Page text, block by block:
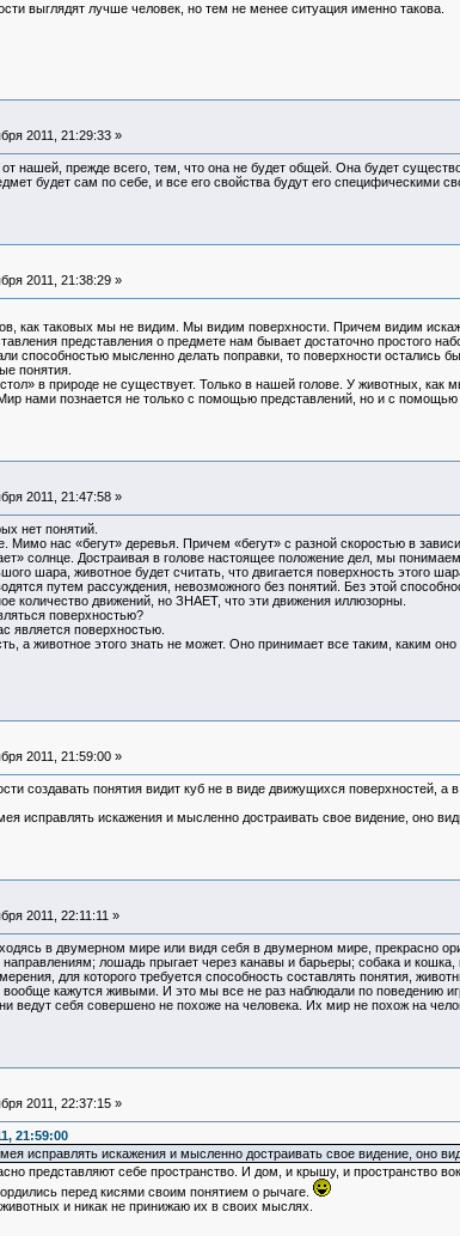
выглядят лучше человек, но тем не менее ситуация именно такова.
2011, 21:29:33 »
от нашей, прежде всего, тем, что она не будет общей. Она будет
будет сам по себе, и все его свойства будут его специфическими
2011, 21:38:29 »
как таковых мы не видим. Мы видим поверхности. Причем видим
представления о предмете нам бывает достаточно
способностью мысленно делать поправки, то поверхности
понятия.
в природе не существует. Только в нашей голове. У животных,
нами познается не только с помощью представлений, но и с помощью
2011, 21:47:58 »
нет понятий.
Мимо нас «бегут» деревья. Причем «бегут» с разной скоростью в
солнце. Достраивая в голове настоящее положение дел, мы
шара, животное будет считать, что двигается поверхность этого
путем рассуждения, невозможного без понятий. Без этой
количество движений, но ЗНАЕТ, что эти движения иллюзорны.
поверхностью?
является поверхностью.
а животное этого знать не может. Оно принимает все таким, каким
2011, 21:59:00 »
создавать понятия видит куб не в виде движущихся поверхностей,
исправлять искажения и мысленно достраивать свое видение, оно
2011, 22:11:11 »
в двумерном мире или видя себя в двумерном мире, прекрасно
лошадь прыгает через канавы и барьеры; собака и
для которого требуется способность составлять понятия,
кажутся живыми. И это мы все не раз наблюдали по поведению
ведут себя совершено не похоже на человека. Их мир не похож на
2011, 22:37:15 »
21:59:00
исправлять искажения и мысленно достраивать свое видение, оно
представляют себе пространство. И дом, и крышу, и пространство
перед кисями своим понятием о рычаге.
и никак не принижаю их в своих мыслях.